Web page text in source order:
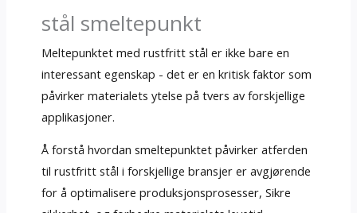
stål smeltepunkt
Meltepunktet med rustfritt stål er ikke bare en
interessant egenskap - det er en kritisk faktor som
påvirker materialets ytelse på tvers av forskjellige
applikasjoner.
Å forstå hvordan smeltepunktet påvirker atferden
til rustfritt stål i forskjellige bransjer er avgjørende
for å optimalisere produksjonsprosesser, Sikre